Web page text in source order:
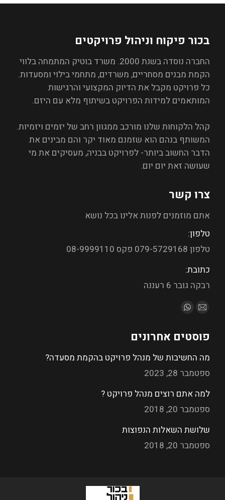
בכור פיקוח וניהול פרויקטים
החברה נוסדה בשנת 2000. משרד בוטיק המתמחה בלווי
הקמת מבנים מסחריים, משרדים, מתחמי בילוי ומסעדות.
כל פרויקט מקבל את הדיוק המקצועי והרגישות
המותאמים למידות הפרויקט בשיתוף מלא עם היזם.
קהל הלקוחות שלנו מורכב ממגוון רחב של יזמים ויזמיות.
המשותף בנהם הוא שזמנם מאוד יקר והם מבינים את
הדבר החשוב ביותר- לפרויקט בבניה, מעסיקים את מי
שעושה זאת יום יום.
צרו קשר
אתם מוזמנים לפנות אלינו בכל נושא
טלפון:
טלפון 079-5729168 פקס 08-9999110
כתובת:
רבקה גובר 6 רעננה
מצא אותנו ב:
פוסטים אחרונים
מה החשיבות של מנהל פרויקט בהקמת מסעדה?
ספטמבר 28, 2023
למה אתם רוצים מנהל פרויקט ?
ספטמבר 20, 2018
שלושת השאלות הנפוצות
ספטמבר 20, 2018